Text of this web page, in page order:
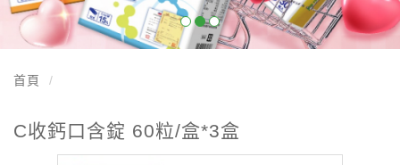
首頁
C收鈣口含錠 60粒/盒*3盒